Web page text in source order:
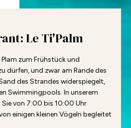
Le Ti'Palm
zum Frühstück und
dürfen, und zwar am Rande des
des Strandes widerspiegelt,
Swimmingpools. In unserem
von 7:00 bis 10:00 Uhr
einigen kleinen Vögeln begleitet